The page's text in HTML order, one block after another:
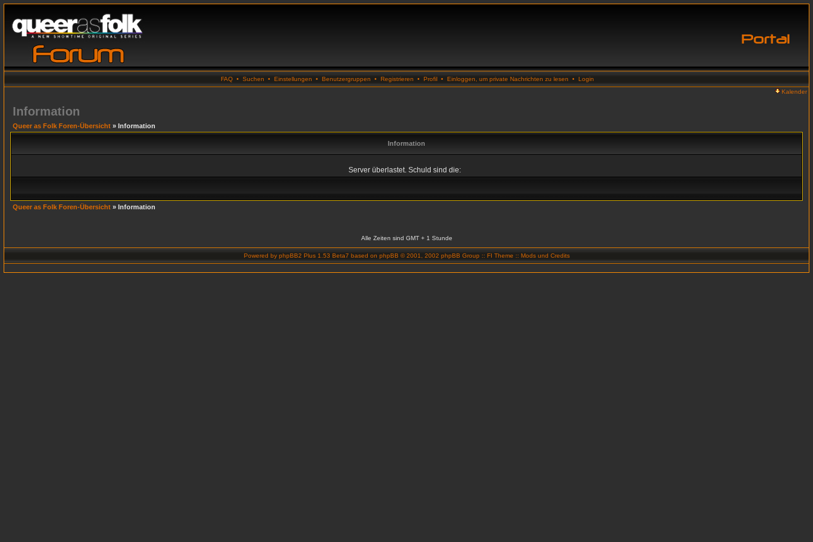
FAQ • Suchen • Einstellungen • Benutzergruppen • Registrieren • Profil • Einloggen, um private Nachrichten zu lesen • Login
Kalender
Information
Queer as Folk Foren-Übersicht » Information
Information
Server überlastet. Schuld sind die:
Queer as Folk Foren-Übersicht » Information
Alle Zeiten sind GMT + 1 Stunde
Powered by phpBB2 Plus 1.53 Beta7 based on phpBB © 2001, 2002 phpBB Group :: FI Theme :: Mods und Credits